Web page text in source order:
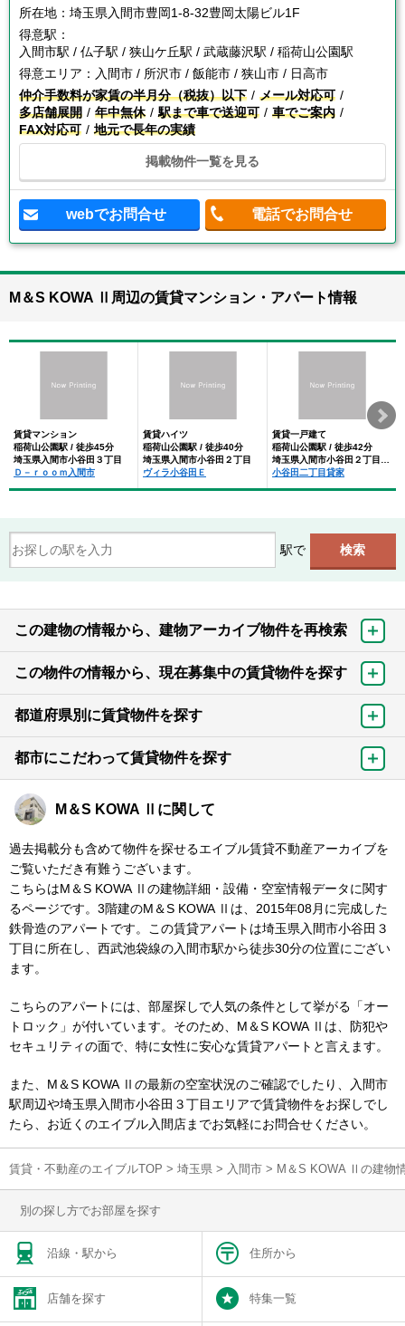
所在地： 埼玉県入間市豊岡1-8-32豊岡太陽ビル1F
得意駅：
入間市駅 / 仏子駅 / 狭山ケ丘駅 / 武蔵藤沢駅 / 稲荷山公園駅
得意エリア： 入間市 / 所沢市 / 飯能市 / 狭山市 / 日高市
仲介手数料が家賃の半月分（税抜）以下
メール対応可
多店舗展開
年中無休 駅まで車で送迎可
車でご案内
FAX対応可
地元で長年の実績
掲載物件一覧を見る
webでお問合せ 電話でお問合せ
M＆S KOWA Ⅱ周辺の賃貸マンション・アパート情報
賃貸マンション
稲荷山公園駅 / 徒歩45分
埼玉県入間市小谷田３丁目
Ｄ－ｒｏｏｍ入間市
賃貸ハイツ
稲荷山公園駅 / 徒歩40分
埼玉県入間市小谷田２丁目
ヴィラ小谷田Ｅ
賃貸一戸建て
稲荷山公園駅 / 徒歩42分
小谷田二丁目貸家
駅で
この建物の情報から、建物アーカイブ物件を再検索
この物件の情報から、現在募集中の賃貸物件を探す
都道府県別に賃貸物件を探す
都市にこだわって賃貸物件を探す
M＆S KOWA Ⅱに関して
過去掲載分も含めて物件を探せるエイブル賃貸不動産アーカイブを
ご覧いただき有難うございます。
こちらはM＆S KOWA Ⅱの建物詳細・設備・空室情報データに関す
るページです。3階建のM＆S KOWA Ⅱは、2015年08月に完成した
鉄骨造のアパートです。この賃貸アパートは埼玉県入間市小谷田３
丁目に所在し、西武池袋線の入間市駅から徒歩30分の位置にござい
ます。
こちらのアパートには、部屋探しで人気の条件として挙がる「オー
トロック」が付いています。そのため、M＆S KOWA Ⅱは、防犯や
セキュリティの面で、特に女性に安心な賃貸アパートと言えます。
また、M＆S KOWA Ⅱの最新の空室状況のご確認でしたり、入間市
駅周辺や埼玉県入間市小谷田３丁目エリアで賃貸物件をお探しでし
たら、お近くのエイブル入間店までお気軽にお問合せください。
賃貸・不動産のエイブルTOP > 埼玉県 > 入間市 > M＆S KOWA Ⅱの建物
別の探し方でお部屋を探す
沿線・駅から 住所から
店舗を探す 特集一覧